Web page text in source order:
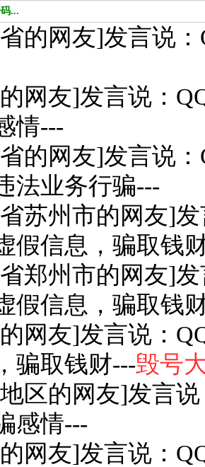
...
的网友]发言说
网友]发言说：
情---
的网友]发言说
法业务行骗---
苏州市的网友]
假信息，骗取钱
郑州市的网友]
假信息，骗取钱
网友]发言说：
骗取钱财---毁号
区的网友]发言
感情---
网友]发言说：